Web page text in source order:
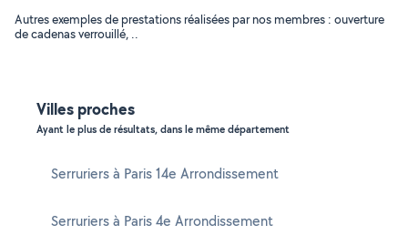
Autres exemples de prestations réalisées par nos membres : ouverture
de cadenas verrouillé, ..
Villes proches
Ayant le plus de résultats, dans le même département
Serruriers à Paris 14e Arrondissement
Serruriers à Paris 4e Arrondissement